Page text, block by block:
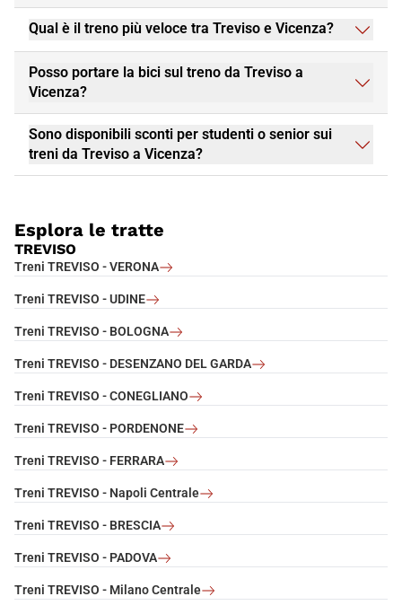
Qual è il treno più veloce tra Treviso e Vicenza?
Posso portare la bici sul treno da Treviso a
Vicenza?
Sono disponibili sconti per studenti o senior sui
treni da Treviso a Vicenza?
Esplora le tratte
TREVISO
Treni TREVISO - VERONA
Treni TREVISO - UDINE
Treni TREVISO - BOLOGNA
Treni TREVISO - DESENZANO DEL GARDA
Treni TREVISO - CONEGLIANO
Treni TREVISO - PORDENONE
Treni TREVISO - FERRARA
Treni TREVISO - Napoli Centrale
Treni TREVISO - BRESCIA
Treni TREVISO - PADOVA
Treni TREVISO - Milano Centrale